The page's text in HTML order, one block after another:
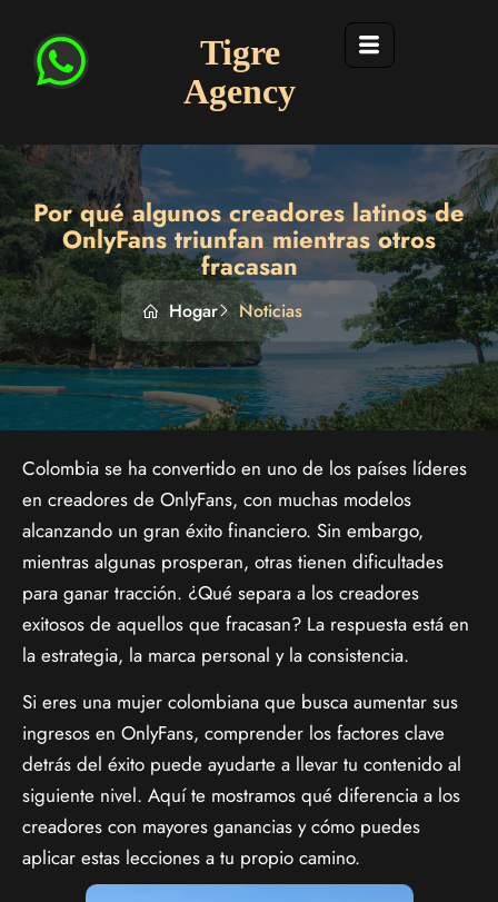
Tigre
Agency
Por qué algunos creadores latinos de
OnlyFans triunfan mientras otros
fracasan
Hogar Noticias
Colombia se ha convertido en uno de los países líderes
en creadores de OnlyFans, con muchas modelos
alcanzando un gran éxito financiero. Sin embargo,
mientras algunas prosperan, otras tienen dificultades
para ganar tracción. ¿Qué separa a los creadores
exitosos de aquellos que fracasan? La respuesta está en
la estrategia, la marca personal y la consistencia.
Si eres una mujer colombiana que busca aumentar sus
ingresos en OnlyFans, comprender los factores clave
detrás del éxito puede ayudarte a llevar tu contenido al
siguiente nivel. Aquí te mostramos qué diferencia a los
creadores con mayores ganancias y cómo puedes
aplicar estas lecciones a tu propio camino.